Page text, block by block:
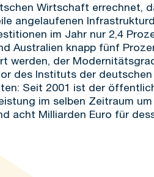
Wirtschaft errechnet,
angelaufenen
im Jahr nur 2,4
Australien knapp fünf
werden, der
des Instituts der
Seit 2001 ist der
im selben Zeitraum
acht Milliarden Euro für